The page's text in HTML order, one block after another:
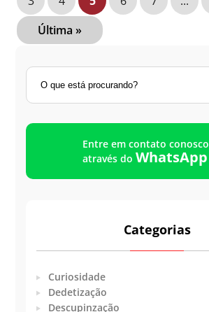
Última »
Entre em contato conosco
através do WhatsApp
Categorias
Curiosidade
Dedetização
Descupinzação